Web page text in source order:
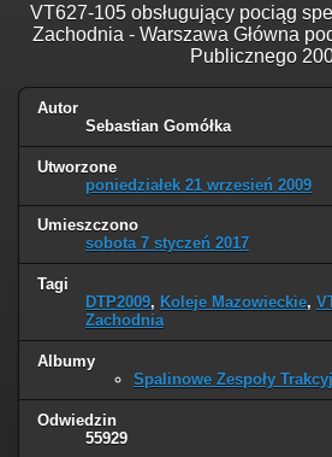
VT627-105 obsługujący pociąg
Zachodnia - Warszawa Główna
Publicznego
Autor
Sebastian Gomółka
Utworzone
poniedziałek 21 wrzesień 2009
Umieszczono
sobota 7 styczeń 2017
Tagi
DTP2009, Koleje Mazowieckie,
Zachodnia
Albumy
Spalinowe Zespoły
Odwiedzin
55929